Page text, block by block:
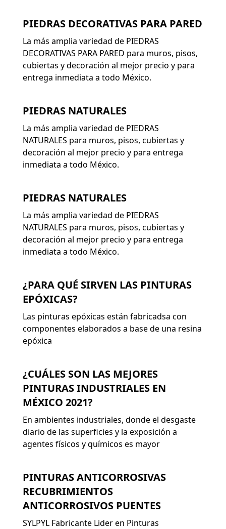
PIEDRAS DECORATIVAS PARA PARED
La más amplia variedad de PIEDRAS
DECORATIVAS PARA PARED para muros, pisos,
cubiertas y decoración al mejor precio y para
entrega inmediata a todo México.
PIEDRAS NATURALES
La más amplia variedad de PIEDRAS
NATURALES para muros, pisos, cubiertas y
decoración al mejor precio y para entrega
inmediata a todo México.
PIEDRAS NATURALES
La más amplia variedad de PIEDRAS
NATURALES para muros, pisos, cubiertas y
decoración al mejor precio y para entrega
inmediata a todo México.
¿PARA QUÉ SIRVEN LAS PINTURAS
EPÓXICAS?
Las pinturas epóxicas están fabricadsa con
componentes elaborados a base de una resina
epóxica
¿CUÁLES SON LAS MEJORES
PINTURAS INDUSTRIALES EN
MÉXICO 2021?
En ambientes industriales, donde el desgaste
diario de las superficies y la exposición a
agentes físicos y químicos es mayor
PINTURAS ANTICORROSIVAS
RECUBRIMIENTOS
ANTICORROSIVOS PUENTES
SYLPYL Fabricante Lider en Pinturas